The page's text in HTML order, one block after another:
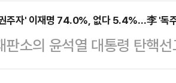
이 단둘이 살아온 것으로
것으로 확인됐다.경찰은 유
사망 경…
더 프렌드(The Friend)’ 홍보
What Happens Live)’에
최고의 키스 장면을 소개해
주자' 이재명 74.0%, 없다 5.4%…李 '독
판소의 윤석열 대통령 탄핵
민주당 대표가 야권 지지층